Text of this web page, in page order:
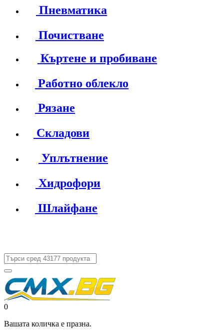
Пневматика
Почистване
Къртене и пробиване
Работно облекло
Рязане
Складови
Уплътнение
Хидрофори
Шлайфане
0
Вашата количка е празна.